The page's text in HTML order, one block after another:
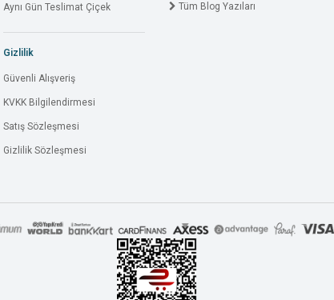
Aynı Gün Teslimat Çiçek
Gizlilik
Güvenli Alışveriş
KVKK Bilgilendirmesi
Satış Sözleşmesi
Gizlilik Sözleşmesi
Tüm Blog Yazıları